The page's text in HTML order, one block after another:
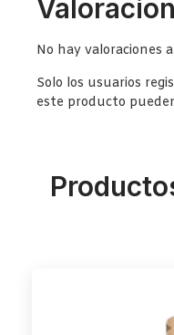
No hay valoraciones
Solo los usuarios
este producto